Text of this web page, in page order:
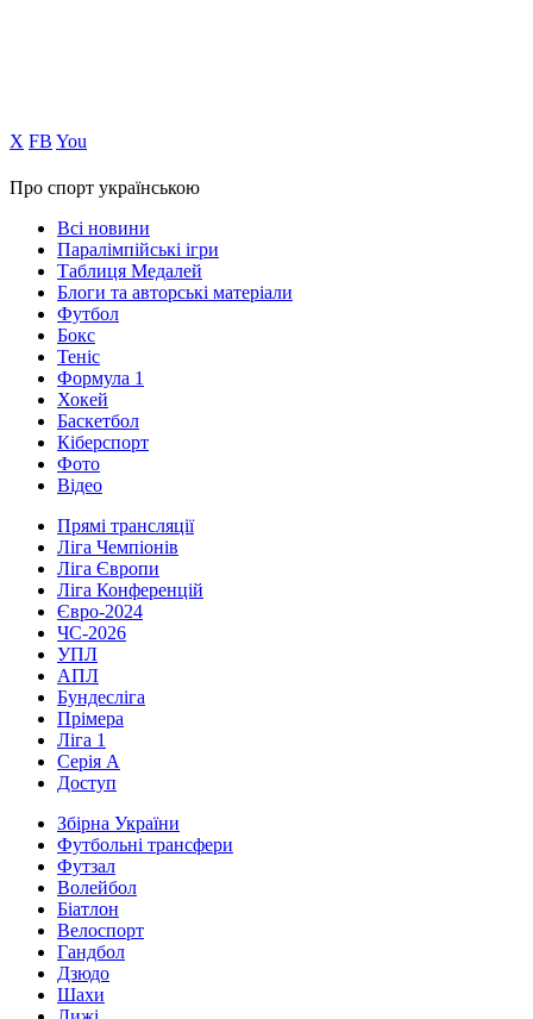
Х FB You
Про спорт українською
Всі новини
Паралімпійські ігри
Таблиця Медалей
Блоги та авторські матеріали
Футбол
Бокс
Теніс
Формула 1
Хокей
Баскетбол
Кіберспорт
Фото
Відео
Прямі трансляції
Ліга Чемпіонів
Ліга Європи
Ліга Конференцій
Євро-2024
ЧС-2026
УПЛ
АПЛ
Бундесліга
Прімера
Ліга 1
Серія А
Доступ
Збірна України
Футбольні трансфери
Футзал
Волейбол
Біатлон
Велоспорт
Гандбол
Дзюдо
Шахи